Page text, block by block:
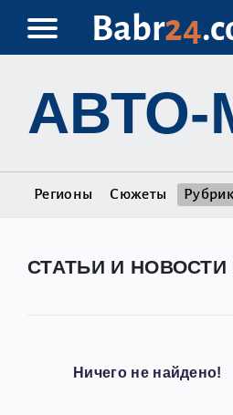
Babr24
Регионы Сюжеты
СТАТЬИ И
Ничего не найдено!